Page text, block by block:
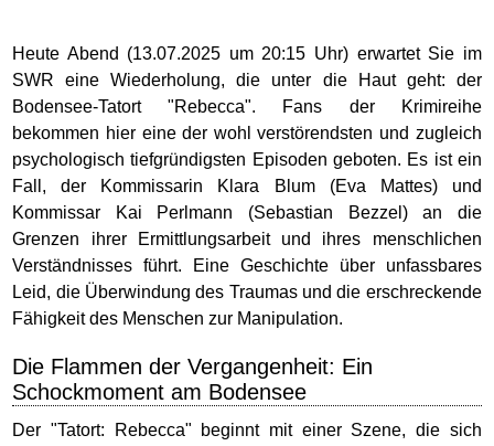
Heute Abend (13.07.2025 um 20:15 Uhr) erwartet Sie im
SWR eine Wiederholung, die unter die Haut geht: der
Bodensee-Tatort "Rebecca". Fans der Krimireihe
bekommen hier eine der wohl verstörendsten und zugleich
psychologisch tiefgründigsten Episoden geboten. Es ist ein
Fall, der Kommissarin Klara Blum (Eva Mattes) und
Kommissar Kai Perlmann (Sebastian Bezzel) an die
Grenzen ihrer Ermittlungsarbeit und ihres menschlichen
Verständnisses führt. Eine Geschichte über unfassbares
Leid, die Überwindung des Traumas und die erschreckende
Fähigkeit des Menschen zur Manipulation.
Die Flammen der Vergangenheit: Ein
Schockmoment am Bodensee
Der "Tatort: Rebecca" beginnt mit einer Szene, die sich